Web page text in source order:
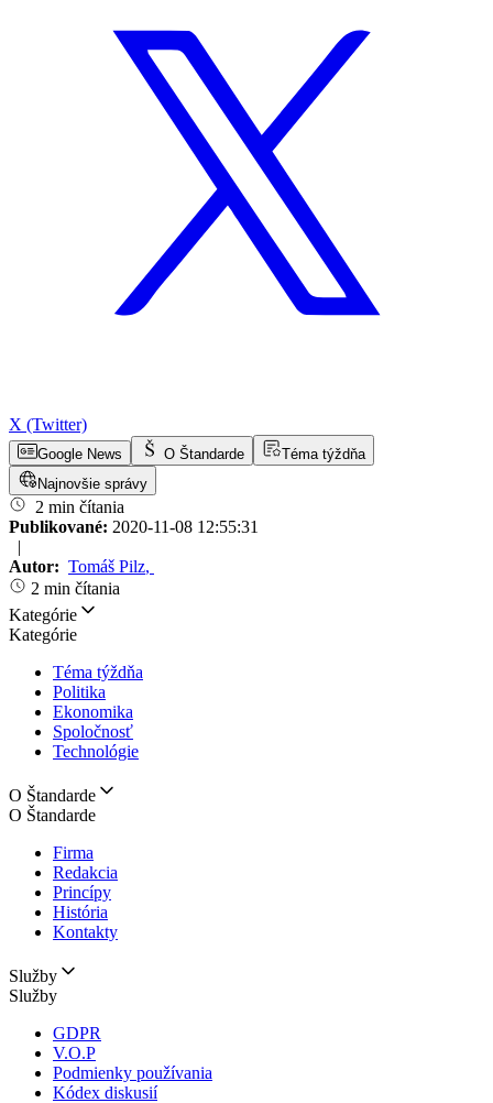
X (Twitter)
Google News O Štandarde
Téma týždňa
Najnovšie správy
2 min čítania
Publikované: 2020-11-08 12:55:31
|
Autor: Tomáš Pilz,
2 min čítania
Kategórie
Kategórie
Téma týždňa
Politika
Ekonomika
Spoločnosť
Technológie
O Štandarde
O Štandarde
Firma
Redakcia
Princípy
História
Kontakty
Služby
Služby
GDPR
V.O.P
Podmienky používania
Kódex diskusií